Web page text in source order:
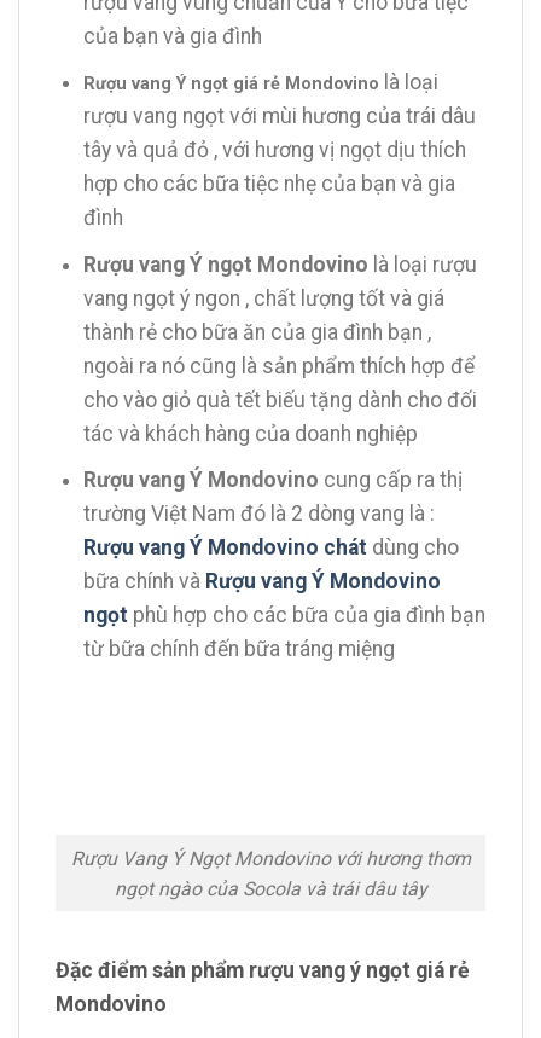
của bạn và gia đình
Rượu vang Ý ngọt giá rẻ Mondovino là loại
rượu vang ngọt với mùi hương của trái dâu
tây và quả đỏ , với hương vị ngọt dịu thích
hợp cho các bữa tiệc nhẹ của bạn và gia
đình
Rượu vang Ý ngọt Mondovino là loại rượu
vang ngọt ý ngon , chất lượng tốt và giá
thành rẻ cho bữa ăn của gia đình bạn ,
ngoài ra nó cũng là sản phẩm thích hợp để
cho vào giỏ quà tết biếu tặng dành cho đối
tác và khách hàng của doanh nghiệp
Rượu vang Ý Mondovino cung cấp ra thị
trường Việt Nam đó là 2 dòng vang là :
Rượu vang Ý Mondovino chát dùng cho
bữa chính và Rượu vang Ý Mondovino
ngọt phù hợp cho các bữa của gia đình bạn
từ bữa chính đến bữa tráng miệng
Rượu Vang Ý Ngọt Mondovino với hương thơm
ngọt ngào của Socola và trái dâu tây
Đặc điểm sản phẩm rượu vang ý ngọt giá rẻ
Mondovino